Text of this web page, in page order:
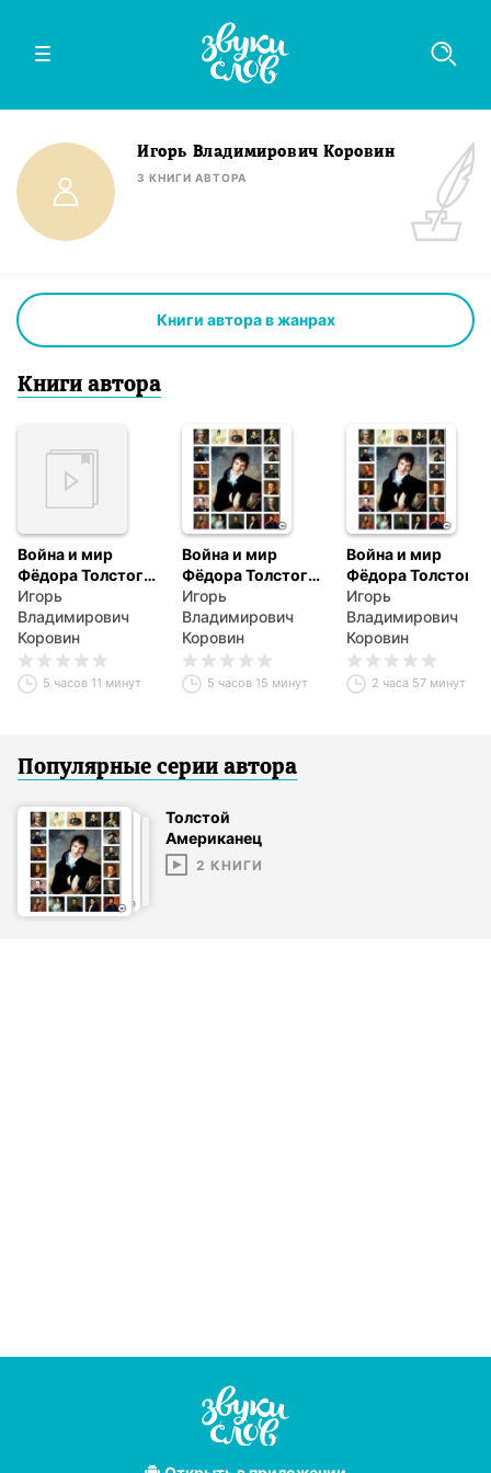
Игорь Владимирович Коровин
3 КНИГИ АВТОРА
Книги автора в жанрах
Книги автора
Война и мир
Фёдора Толстого
Американца.
Жизнь и
приключения
русского графа.
Книга третья
Игорь
Владимирович
Коровин
5 часов 11 минут
Война и мир
Фёдора Толстого
Американца.
Жизнь и
приключения
русского графа.
Книга вторая
Игорь
Владимирович
Коровин
5 часов 15 минут
Война и мир
Фёдора Толстого
Американца.
Жизнь и
приключения
русского графа.
Книга первая
Игорь
Владимирович
Коровин
2 часа 57 минут
Популярные серии автора
Толстой
Американец
2 КНИГИ